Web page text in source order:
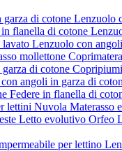
garza di cotone Lenzuolo
in flanella di cotone
lavato Lenzuolo con
mollettone
di cotone
angoli in garza di
Federe in flanella di
lettini Nuvola Materasso
Letto evolutivo Orfeo
per lettino